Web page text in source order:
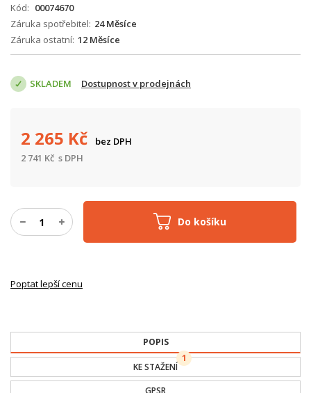
Kód
00074670
Záruka spotřebitel 24 Měsíce
Záruka ostatní 12 Měsíce
SKLADEM Dostupnost v prodejnách
Do košíku
2 265 Kč
bez DPH
2 741 Kč s DPH
Poptat lepší cenu
POPIS
KE STAŽENÍ
1
GPSR